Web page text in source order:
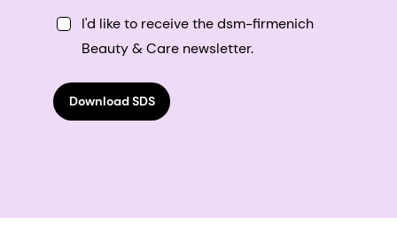
I'd like to receive the dsm-firmenich
Beauty & Care newsletter.
Download SDS